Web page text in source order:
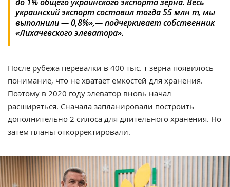
украинский экспорт составил тогда 55 млн т, мы
выполнили — 0,8%»,— подчеркивает собственник
«Лихачевского элеватора».
После рубежа перевалки в 400 тыс. т зерна появилось
понимание, что не хватает емкостей для хранения.
Поэтому в 2020 году элеватор вновь начал
расширяться. Сначала запланировали построить
дополнительно 2 силоса для длительного хранения. Но
затем планы откорректировали.